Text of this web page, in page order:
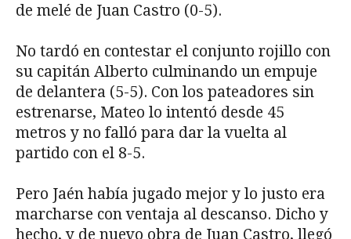
de melé de Juan Castro (0-5).
No tardó en contestar el conjunto rojillo con
su capitán Alberto culminando un empuje
de delantera (5-5). Con los pateadores sin
estrenarse, Mateo lo intentó desde 45
metros y no falló para dar la vuelta al
partido con el 8-5.
Pero Jaén había jugado mejor y lo justo era
marcharse con ventaja al descanso. Dicho y
hecho, y de nuevo obra de Juan Castro, llegó